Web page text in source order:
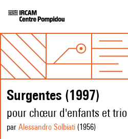
Surgentes (1997)
pour chœur d'enfants et trio
par Alessandro Solbiati (1956)